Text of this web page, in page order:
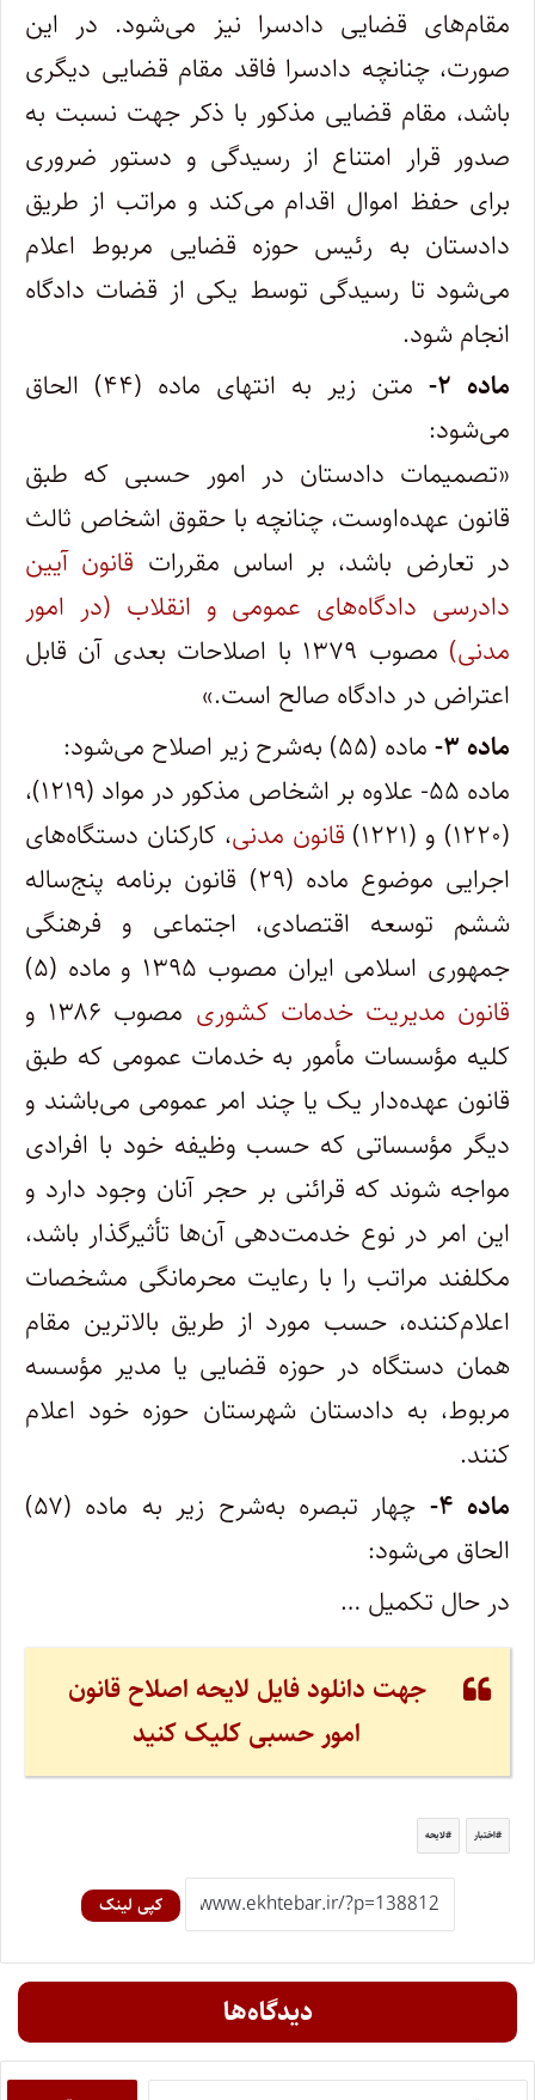
مقام‌های قضایی دادسرا نیز می‌شود. در این
صورت، چنانچه دادسرا فاقد مقام قضایی دیگری
باشد، مقام قضایی مذکور با ذکر جهت نسبت به
صدور قرار امتناع از رسیدگی و دستور ضروری
برای حفظ اموال اقدام می‌کند و مراتب از طریق
دادستان به رئیس حوزه قضایی مربوط اعلام
می‌شود تا رسیدگی توسط یکی از قضات دادگاه
انجام شود.
ماده ۲-
متن زیر به انتهای ماده (۴۴) الحاق
می‌شود:
«تصمیمات دادستان در امور حسبی که طبق
قانون عهده‌اوست، چنانچه با حقوق اشخاص ثالث
در تعارض باشد، بر اساس مقررات قانون آیین
دادرسی دادگاه‌های عمومی و انقلاب (در امور
مدنی)
مصوب ۱۳۷۹ با اصلاحات بعدی آن قابل
اعتراض در دادگاه صالح است.»
ماده ۳-
ماده (۵۵) به‌شرح زیر اصلاح می‌شود:
ماده ۵۵- علاوه بر اشخاص مذکور در مواد (۱۲۱۹)،
(۱۲۲۰) و (۱۲۲۱)
قانون مدنی، کارکنان دستگاه‌های
اجرایی موضوع ماده (۲۹) قانون برنامه پنج‌ساله
ششم توسعه اقتصادی، اجتماعی و فرهنگی
جمهوری اسلامی ایران مصوب ۱۳۹۵ و ماده (۵)
قانون مدیریت خدمات کشوری
مصوب ۱۳۸۶ و
کلیه مؤسسات مأمور به خدمات عمومی که طبق
قانون عهده‌دار یک یا چند امر عمومی می‌باشند و
دیگر مؤسساتی که حسب وظیفه خود با افرادی
مواجه شوند که قرائنی بر حجر آنان وجود دارد و
این امر در نوع خدمت‌دهی آن‌ها تأثیرگذار باشد،
مکلفند مراتب را با رعایت محرمانگی مشخصات
اعلام‌کننده، حسب مورد از طریق بالاترین مقام
همان دستگاه در حوزه قضایی یا مدیر مؤسسه
مربوط، به دادستان شهرستان حوزه خود اعلام
کنند.
ماده ۴-
چهار تبصره به‌شرح زیر به ماده (۵۷)
الحاق می‌شود:
در حال تکمیل …
جهت دانلود فایل لایحه اصلاح قانون
امور حسبی کلیک کنید
اختبار لایحه
کپی لینک
دیدگاه‌ها